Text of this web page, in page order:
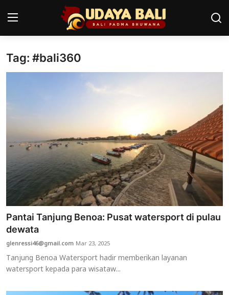
Home
Tradisi
Kearifan lokal
Alam Bali
Seni
Kisah
Usadha
Indonesia
Tag: #bali360
Pantai Tanjung Benoa: Pusat watersport di pulau
dewata
glenressi46@gmail.com Mar 23, 2025
Tanjung Benoa Watersport hadir memberikan layanan
watersport kepada para wisataw...